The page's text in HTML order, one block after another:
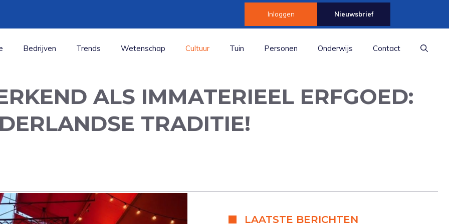
Inloggen Nieuwsbrief
Bedrijven Trends Wetenschap Cultuur Tuin Personen Onderwijs Contact
ALS IMMATERIEEL ERFGOED:
TRADITIE!
LAATSTE BERICHTEN